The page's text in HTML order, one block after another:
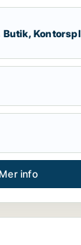
Mer info
butik,